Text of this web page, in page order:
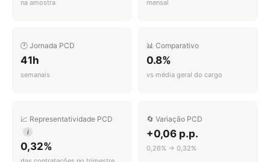
na amostra mensal
🕐 Jornada PCD
41h
semanais
📊 Comparativo
0.8%
vs média geral do cargo
📈 Representatividade PCD
i
0,32%
🔄 Variação PCD
+0,06 p.p.
0,26% → 0,32%